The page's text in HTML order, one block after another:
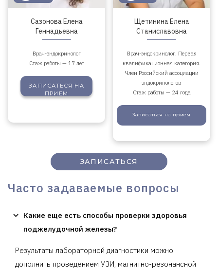
Сазонова Елена
Геннадьевна
Врач-эндокринолог
Стаж работы — 17 лет
ЗАПИСАТЬСЯ НА
ПРИЕМ
Щетинина Елена
Станиславовна
Врач-эндокринолог. Первая
квалификационная категория.
Член Российский ассоциации
эндокринологов
Стаж работы — 24 года
Записаться на прием
ЗАПИСАТЬСЯ
Часто задаваемые вопросы
Какие еще есть способы проверки здоровья
поджелудочной железы?
Результаты лабораторной диагностики можно
дополнить проведением УЗИ, магнитно-резонансной